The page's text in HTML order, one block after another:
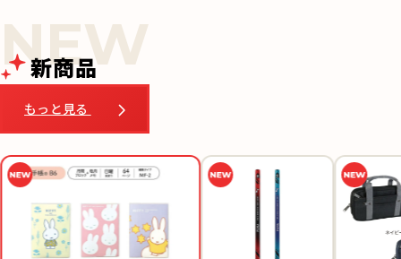
新商品
もっと見る